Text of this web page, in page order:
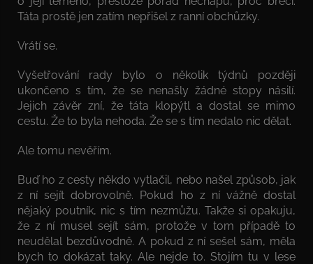
Táta prostě jen zatím nepřišel z ranní obchůzky.
Vrátí se.
Vyšetřování rady bylo o několik týdnů později
ukončeno s tím, že se nenašly žádné stopy násilí.
Jejich závěr zní, že táta klopýtl a dostal se mimo
cestu. Že to byla nehoda. Že se s tím nedalo nic dělat.
Ale tomu nevěřím.
Buď ho z cesty někdo vytlačil, nebo našel způsob, jak
z ní sejít dobrovolně. Pokud ho z ní vážně dostal
nějaký poutník, nic s tím nezmůžu. Takže si opakuju,
že z ní musel sejít sám, protože v tom případě to
neudělal bezdůvodně. A pokud z ní sešel sám, měla
bych to dokázat taky. Ale nejde to. Stojím tu v lese